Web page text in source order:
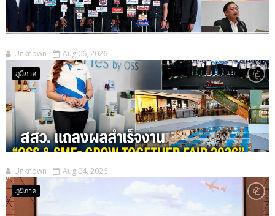
Unknown Aug 06, 2026
ภูมิภาค
Unknown Aug 04, 2026
ภูมิภาค